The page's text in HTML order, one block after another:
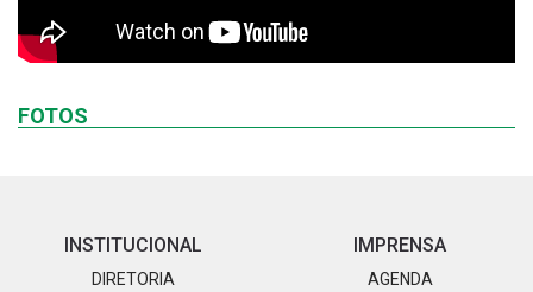
FOTOS
INSTITUCIONAL
DIRETORIA
IMPRENSA
AGENDA